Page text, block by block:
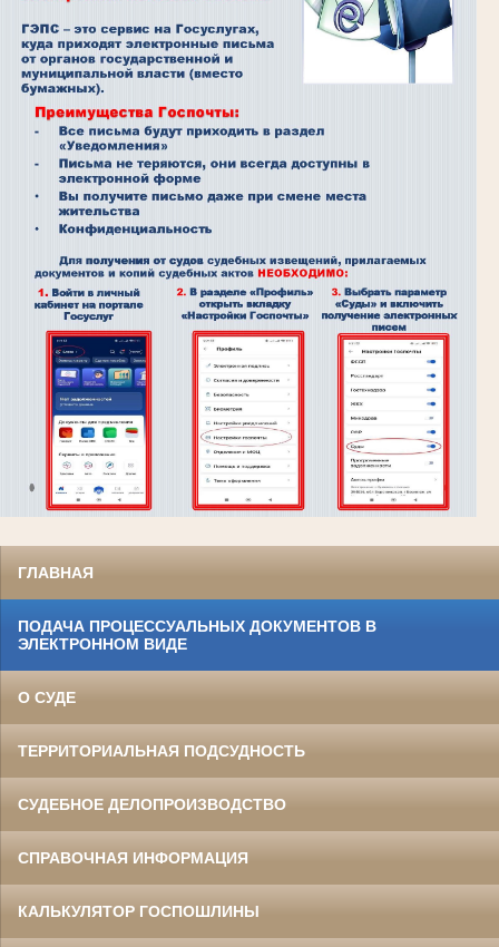
ГЛАВНАЯ
ПОДАЧА ПРОЦЕССУАЛЬНЫХ ДОКУМЕНТОВ В
ЭЛЕКТРОННОМ ВИДЕ
О СУДЕ
ТЕРРИТОРИАЛЬНАЯ ПОДСУДНОСТЬ
СУДЕБНОЕ ДЕЛОПРОИЗВОДСТВО
СПРАВОЧНАЯ ИНФОРМАЦИЯ
КАЛЬКУЛЯТОР ГОСПОШЛИНЫ